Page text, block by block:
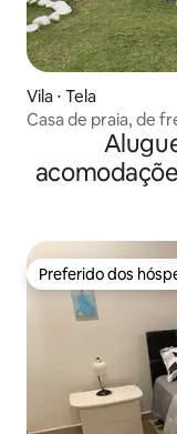
Vila ⋅ Tela
Casa de praia, de
Preferido dos
Preferido dos